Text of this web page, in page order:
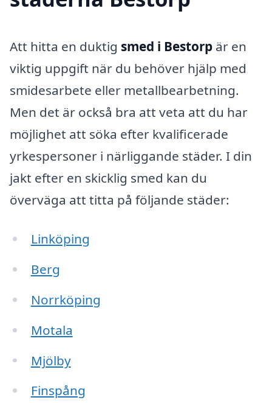
Att hitta en duktig smed i Bestorp är en
viktig uppgift när du behöver hjälp med
smidesarbete eller metallbearbetning.
Men det är också bra att veta att du har
möjlighet att söka efter kvalificerade
yrkespersoner i närliggande städer. I din
jakt efter en skicklig smed kan du
överväga att titta på följande städer:
Linköping
Berg
Norrköping
Motala
Mjölby
Finspång